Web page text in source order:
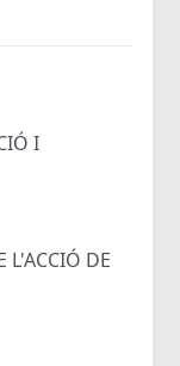
I
L'ACCIÓ DE